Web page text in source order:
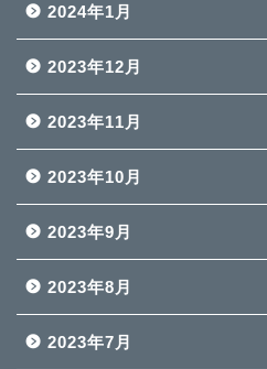
2024年1月
2023年12月
2023年11月
2023年10月
2023年9月
2023年8月
2023年7月